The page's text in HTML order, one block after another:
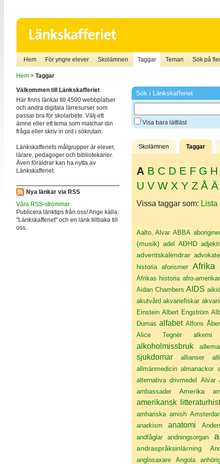
Hem För yngre elever Skolämnen Taggar Teman Sök på
Hem> Taggar
Välkommen till Länkskafferiet
Här finns länkar till 4500 webbplatser
och andra digitala lärresurser som
passar bra för skolarbete. Välj ett
ämne eller ett tema som matchar din
fråga eller skriv in ord i sökrutan.
Länkskafferiets målgrupper är elever,
lärare, pedagoger och bibliotekarier.
Även föräldrar kan ha nytta av
Länkskafferiet.
Nya länkar via RSS
Våra RSS-strömmar
Publicera länktips från oss! Ange källa:
"Länkskafferiet" och en länk tillbaka till
oss.
Sök i Länkskafferiet
Visa bara lättläst
Skolämnen Taggar
A B C D E F G H
U V W X Y Z Å Ä
Vissa taggar som: Lista
Aalto, Alvar ABBA
(musik) adel ADHD
adventskalendrar
historia
aforismer Afrika
Afrikas historia afro-
Aidan Chambers AIDS
akutvård akvariefiskar
Einstein Albert Engström
Dumas alfabet Alfons
Alice Tegnér
alkemi
alkoholmissbruk
sjukdomar allianser
allmänmedicin almanackor
alternativa drivmedel
Alvar
ambassader
Amerika
amerikansk
amhariska amish
anarkism
anatomi
andfåglar
andningsorgan
andraspråksinlärning
anglosaxare
Angola